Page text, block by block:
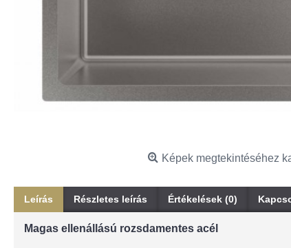
Képek megtekintéséhez
Leírás Részletes leírás Értékelések (0)
Magas ellenállású rozsdamentes acél